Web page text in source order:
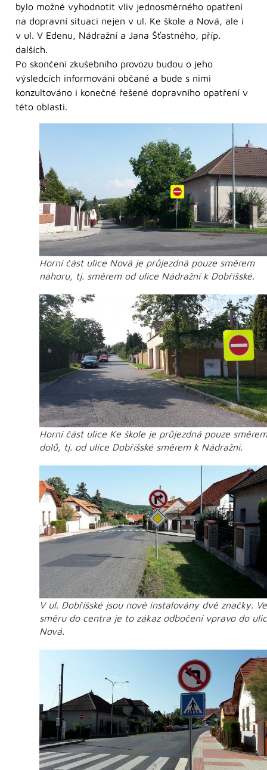
bylo možné vyhodnotit vliv jednosměrného opatření
na dopravní situaci nejen v ul. Ke škole a Nová, ale i
v ul. V Edenu, Nádražní a Jana Šťastného, příp.
dalších.
Po skončení zkušebního provozu budou o jeho
výsledcích informováni občané a bude s nimi
konzultováno i konečné řešené dopravního opatření v
této oblasti.
Horní část ulice Nová je průjezdná pouze směrem
nahoru, tj. směrem od ulice Nádražní k Dobříšské.
Horní část ulice Ke škole je průjezdná pouze směrem
dolů, tj. od ulice Dobříšské směrem k Nádražní.
V ul. Dobříšské jsou nově instalovány dvě značky. Ve
směru do centra je to zákaz odbočení vpravo do
Nová.